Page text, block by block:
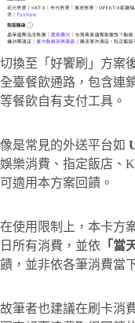
切換至「好饗刷」方案
全臺餐飲通路，包含連
等餐飲自有支付工具。
像是常見的外送平台如
娛樂消費、指定飯店、
可適用本方案回饋。
在使用限制上，本卡方
日所有消費，並依 「當
饋，並非依各筆消費當
故筆者也建議在刷卡消